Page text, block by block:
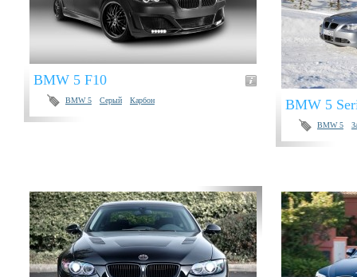
BMW 5 F10
BMW 5 Серый Карбон BMW 5
BMW 5